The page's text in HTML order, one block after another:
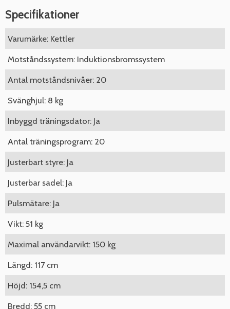
Specifikationer
Varumärke: Kettler
Motståndssystem: Induktionsbromssystem
Antal motståndsnivåer: 20
Svänghjul: 8 kg
Inbyggd träningsdator: Ja
Antal träningsprogram: 20
Justerbart styre: Ja
Justerbar sadel: Ja
Pulsmätare: Ja
Vikt: 51 kg
Maximal användarvikt: 150 kg
Längd: 117 cm
Höjd: 154,5 cm
Bredd: 55 cm